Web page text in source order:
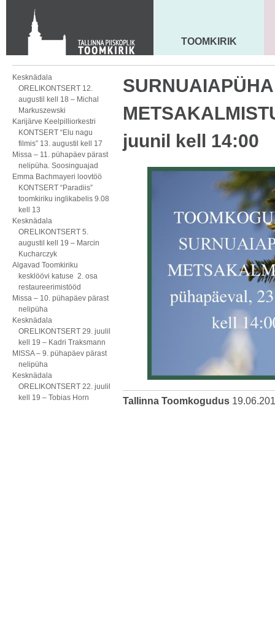
Toom-Kooli 6, 10130 TALLINN
tallinna.toom
+372 644 4140
MAARJA KIRIK
TOOMKIRIK
Kesknädala
ORELIKONTSERT 12.
augustil kell 18 – Michal
Markuszewski
Karijärve Keelpilliorkestri
KONTSERT “Elu nagu
filmis” 13. augustil kell 17
Missa – 11. pühapäev pärast
nelipüha. Soosinguajad
Emma Bachmayeri loovtöö
KONTSERT “Paradiis”
toomkiriku inglikabelis 9.08
kell 13
Kesknädala
ORELIKONTSERT 5.
augustil kell 19 – Marcin
Kucharczyk
Algavad Toomkiriku
kesklöövi katuse 2. osa
restaureerimistööd
Missa – 10. pühapäev pärast
nelipüha
Kesknädala
ORELIKONTSERT 29. juulil
kell 19 – Kadri Traksmann
MISSA – 9. pühapäev pärast
nelipüha
Kesknädala
ORELIKONTSERT 22. juulil
kell 19 – Tobias Horn
SURNUAIAPÜHA
juunil kell 14:00
Tallinna Toomkogudus